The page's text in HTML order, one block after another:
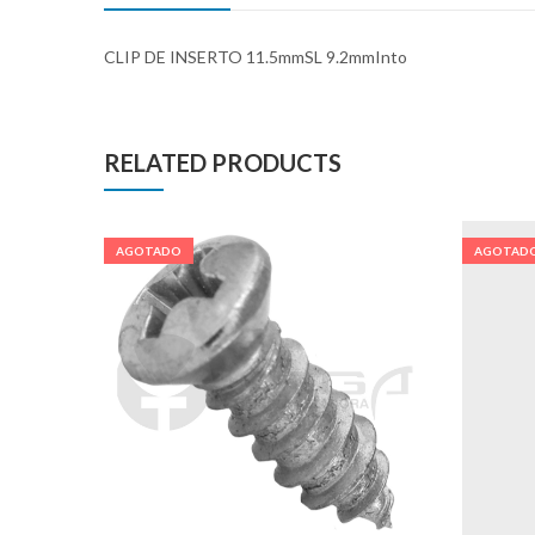
CLIP DE INSERTO 11.5mmSL 9.2mmInto
RELATED PRODUCTS
AGOTADO